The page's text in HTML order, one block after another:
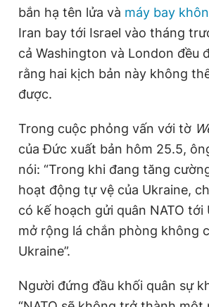
bắn hạ tên lửa và máy bay
Iran bay tới Israel vào tháng
cả Washington và London đều
rằng hai kịch bản này không
được.
Trong cuộc phỏng vấn với tờ
của Đức xuất bản hôm 25.5,
nói: “Trong khi đang tăng
hoạt động tự vệ của Ukraine,
có kế hoạch gửi quân NATO tới
mở rộng lá chắn phòng không
Ukraine”.
Người đứng đầu khối quân sự